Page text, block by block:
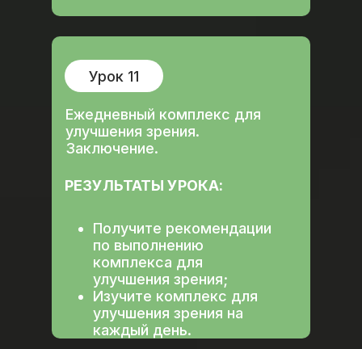
Урок 11
РЕЗУЛЬТАТЫ УРОКА:
Получите рекомендации
по выполнению
комплекса для
улучшения зрения;
Изучите комплекс для
улучшения зрения на
каждый день.
Ежедневный комплекс для
улучшения зрения.
Заключение.